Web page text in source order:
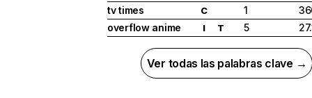
tv times
C 1
overflow anime
I T 5
Ver todas las palabras clave →